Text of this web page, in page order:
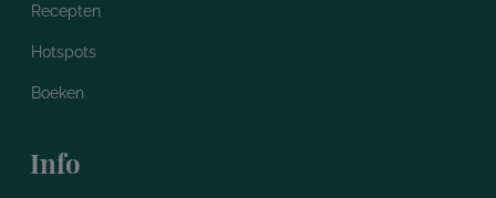
Recepten
Hotspots
Boeken
Info